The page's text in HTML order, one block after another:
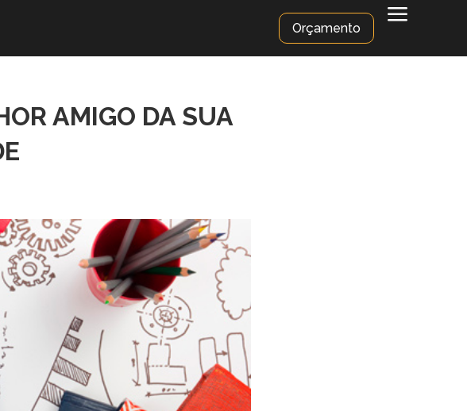
Orçamento a
AMIGO DA SUA